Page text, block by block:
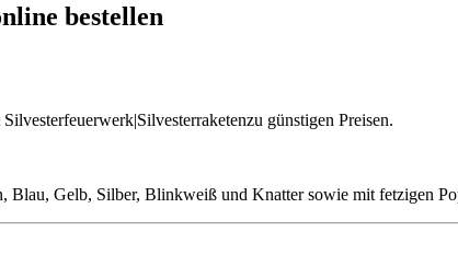
bestellen
günstigen Preisen.
Gelb, Silber, Blinkweiß und Knatter sowie mit fetzigen